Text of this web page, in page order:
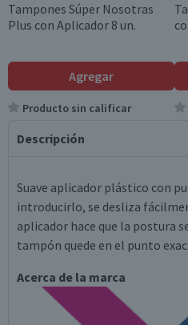
Tampones Súper Nosotras
Plus con Aplicador 8 un.
Agregar
Producto sin calificar
Descripción
Suave aplicador plástico con
introducirlo, se desliza
aplicador hace que la postura
tampón quede en el punto
Acerca de la marca